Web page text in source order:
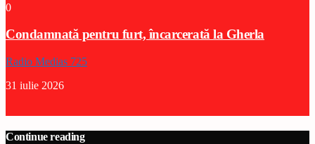
0
Condamnată pentru furt, încarcerată la Gherla
Radio Medias 725
31 iulie 2026
Continue reading